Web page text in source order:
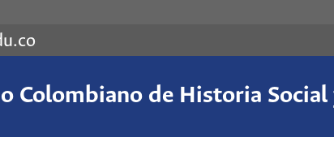
Colombiano de Historia